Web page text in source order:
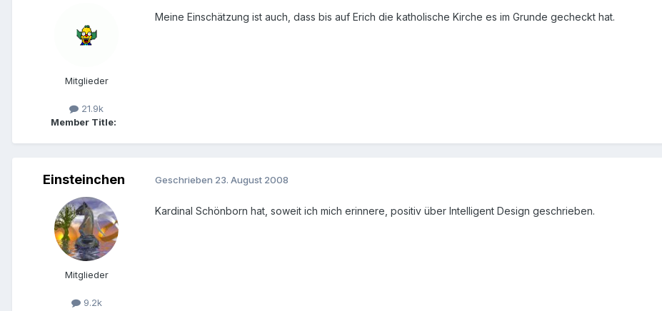
Mitglieder
21.9k
Member Title:
Meine Einschätzung ist auch, dass bis auf Erich die katholische Kirche es im Grunde gecheckt hat.
Einsteinchen
Mitglieder
9.2k
Geschrieben 23. August 2008
Kardinal Schönborn hat, soweit ich mich erinnere, positiv über Intelligent Design geschrieben.